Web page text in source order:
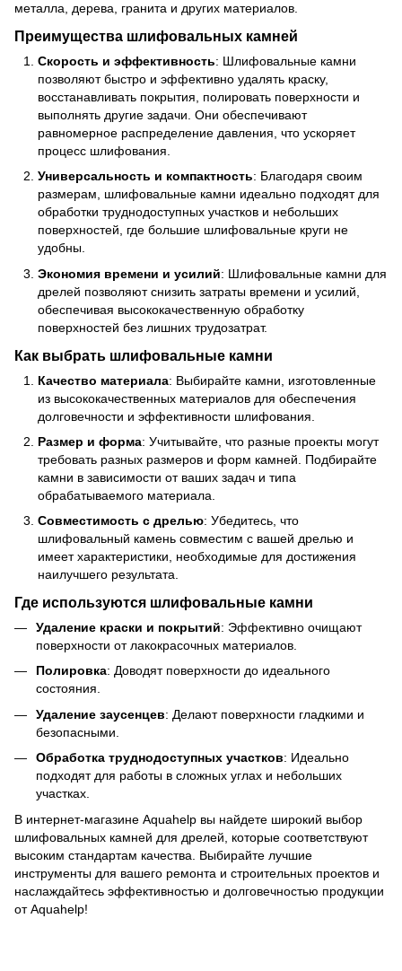
металла, дерева, гранита и других материалов.
Преимущества шлифовальных камней
Скорость и эффективность: Шлифовальные камни
позволяют быстро и эффективно удалять краску,
восстанавливать покрытия, полировать поверхности и
выполнять другие задачи. Они обеспечивают
равномерное распределение давления, что ускоряет
процесс шлифования.
Универсальность и компактность: Благодаря своим
размерам, шлифовальные камни идеально подходят для
обработки труднодоступных участков и небольших
поверхностей, где большие шлифовальные круги не
удобны.
Экономия времени и усилий: Шлифовальные камни для
дрелей позволяют снизить затраты времени и усилий,
обеспечивая высококачественную обработку
поверхностей без лишних трудозатрат.
Как выбрать шлифовальные камни
Качество материала: Выбирайте камни, изготовленные
из высококачественных материалов для обеспечения
долговечности и эффективности шлифования.
Размер и форма: Учитывайте, что разные проекты могут
требовать разных размеров и форм камней. Подбирайте
камни в зависимости от ваших задач и типа
обрабатываемого материала.
Совместимость с дрелью: Убедитесь, что
шлифовальный камень совместим с вашей дрелью и
имеет характеристики, необходимые для достижения
наилучшего результата.
Где используются шлифовальные камни
Удаление краски и покрытий: Эффективно очищают
поверхности от лакокрасочных материалов.
Полировка: Доводят поверхности до идеального
состояния.
Удаление заусенцев: Делают поверхности гладкими и
безопасными.
Обработка труднодоступных участков: Идеально
подходят для работы в сложных углах и небольших
участках.
В интернет-магазине Aquahelp вы найдете широкий выбор
шлифовальных камней для дрелей, которые соответствуют
высоким стандартам качества. Выбирайте лучшие
инструменты для вашего ремонта и строительных проектов и
наслаждайтесь эффективностью и долговечностью продукции
от Aquahelp!